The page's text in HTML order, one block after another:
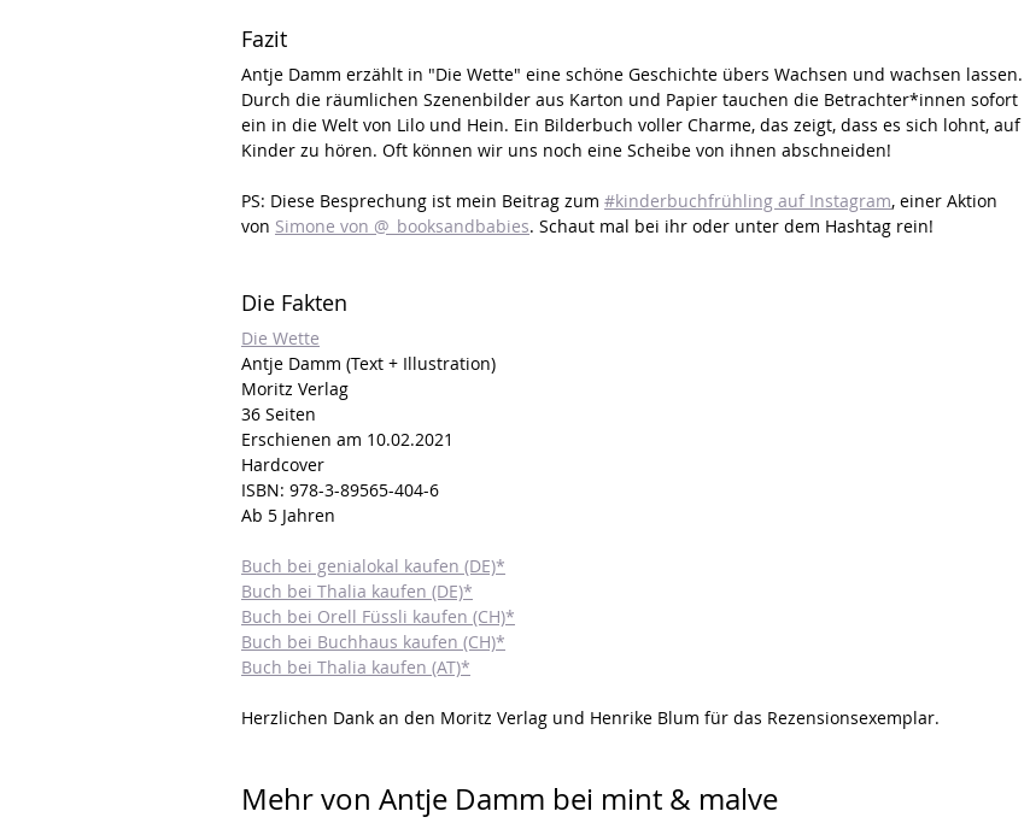
Fazit
Antje Damm erzählt in "Die Wette" eine schöne Geschichte übers Wachsen und wachsen lassen.
Durch die räumlichen Szenenbilder aus Karton und Papier tauchen die Betrachter*innen sofort
ein in die Welt von Lilo und Hein. Ein Bilderbuch voller Charme, das zeigt, dass es sich lohnt, auf
Kinder zu hören. Oft können wir uns noch eine Scheibe von ihnen abschneiden!
PS: Diese Besprechung ist mein Beitrag zum #kinderbuchfrühling auf Instagram, einer Aktion
von Simone von @_booksandbabies. Schaut mal bei ihr oder unter dem Hashtag rein!
Die Fakten
Die Wette
Antje Damm (Text + Illustration)
Moritz Verlag
36 Seiten
Erschienen am 10.02.2021
Hardcover
ISBN: 978-3-89565-404-6
Ab 5 Jahren
Buch bei genialokal kaufen (DE)*
Buch bei Thalia kaufen (DE)*
Buch bei Orell Füssli kaufen (CH)*
Buch bei Buchhaus kaufen (CH)*
Buch bei Thalia kaufen (AT)*
Herzlichen Dank an den Moritz Verlag und Henrike Blum für das Rezensionsexemplar.
Mehr von Antje Damm bei mint & malve